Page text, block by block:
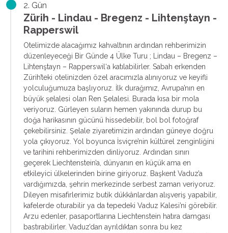
2. Gün
Zürih - Lindau - Bregenz - Lihtenştayn -
Rapperswil
Otelimizde alacağımız kahvaltının ardından rehberimizin
düzenleyeceği Bir Günde 4 Ülke Turu ; Lindau – Bregenz –
Lihtenştayn – Rapperswil‘a katılabilirler. Sabah erkenden
Zürih’teki otelinizden özel aracımızla alınıyoruz ve keyifli
yolculuğumuza başlıyoruz. İlk durağımız, Avrupa’nın en
büyük şelalesi olan Ren Şelalesi. Burada kısa bir mola
veriyoruz. Gürleyen suların hemen yakınında durup bu
doğa harikasının gücünü hissedebilir, bol bol fotoğraf
çekebilirsiniz. Şelale ziyaretimizin ardından güneye doğru
yola çıkıyoruz. Yol boyunca İsviçre’nin kültürel zenginliğini
ve tarihini rehberimizden dinliyoruz. Ardından sınırı
geçerek Liechtenstein’a, dünyanın en küçük ama en
etkileyici ülkelerinden birine giriyoruz. Başkent Vaduz’a
vardığımızda, şehrin merkezinde serbest zaman veriyoruz.
Dileyen misafirlerimiz butik dükkânlardan alışveriş yapabilir,
kafelerde oturabilir ya da tepedeki Vaduz Kalesi’ni görebilir.
Arzu edenler, pasaportlarına Liechtenstein hatıra damgası
bastırabilirler. Vaduz’dan ayrıldıktan sonra bu kez